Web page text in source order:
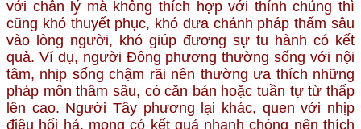
với chân lý mà không thích hợp với thính chúng thì
cũng khó thuyết phục, khó đưa chánh pháp thấm sâu
vào lòng người, khó giúp đương sự tu hành có kết
quả. Ví dụ, người Đông phương thường sống với nội
tâm, nhịp sống chậm rãi nên thường ưa thích những
pháp môn thâm sâu, có căn bản hoặc tuần tự từ thấp
lên cao. Người Tây phương lại khác, quen với nhịp
điệu hối hả, mong có kết quả nhanh chóng nên thích